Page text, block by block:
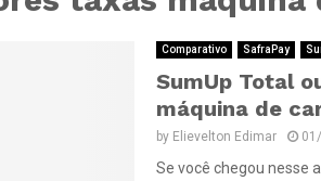
Comparativo SafraPay
SumUp Total
máquina de
by Elievelton Edimar
Se você chegou nesse